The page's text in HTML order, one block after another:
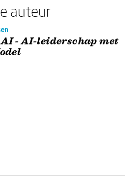
auteur
- AI-leiderschap met